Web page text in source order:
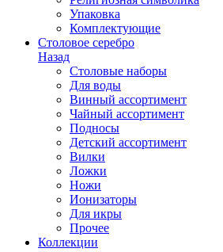
Упаковка
Комплектующие
Столовое серебро
Назад
Столовые наборы
Для воды
Винный ассортимент
Чайный ассортимент
Подносы
Детский ассортимент
Вилки
Ложки
Ножи
Ионизаторы
Для икры
Прочее
Коллекции